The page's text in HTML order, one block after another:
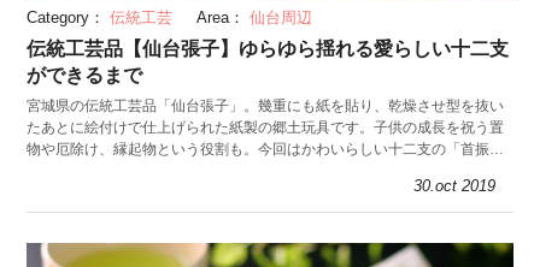
Category： 伝統工芸 Area： 仙台周辺
伝統工芸品【仙台張子】ゆらゆら揺れる愛らしい十二支
ができるまで
宮城県の伝統工芸品「仙台張子」。幾重にも紙を貼り、乾燥させ型を抜い
たあとに絵付けで仕上げられた紙製の郷土玩具です。子供の成長を祝う置
物や厄除け、縁起物という役割も。今回はかわいらしい十二支の「首振り
30.oct 2019